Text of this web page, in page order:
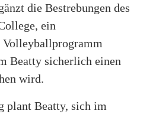
die Bestrebungen des
ein
Volleyballprogramm
Beatty sicherlich einen
wird.
plant Beatty, sich im